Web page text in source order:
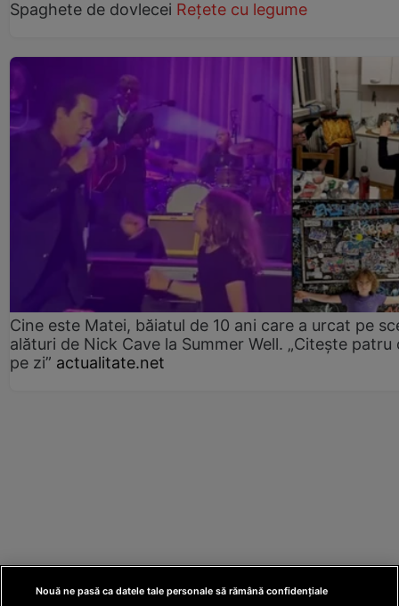
Spaghete de dovlecei Rețete cu legume
Cine este Matei, băiatul de 10 ani care a urcat pe
alături de Nick Cave la Summer Well. „Citește patru
pe zi” actualitate.net
Nouă ne pasă ca datele tale personale să rămână confidențiale